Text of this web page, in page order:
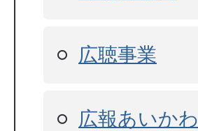
広聴事業
広報あいかわ